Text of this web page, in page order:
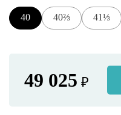
40 40⅔ 41⅓
49 025 ₽